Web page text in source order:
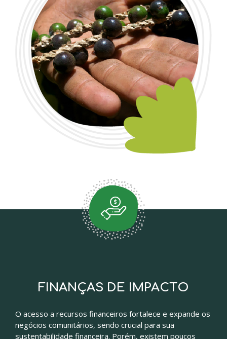
FINANÇAS DE IMPACTO
O acesso a recursos financeiros fortalece e expande os
negócios comunitários, sendo crucial para sua
sustentabilidade financeira. Porém, existem poucos